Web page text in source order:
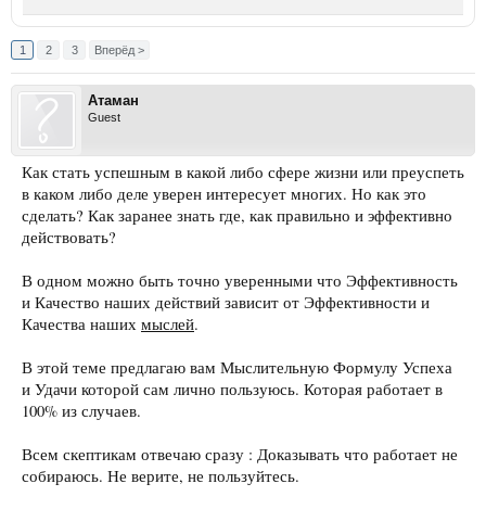
1 2 3 Вперёд >
Атаман
Guest
Как стать успешным в какой либо сфере жизни или преуспеть
в каком либо деле уверен интересует многих. Но как это
сделать? Как заранее знать где, как правильно и эффективно
действовать?
В одном можно быть точно уверенными что Эффективность
и Качество наших действий зависит от Эффективности и
Качества наших мыслей.
В этой теме предлагаю вам Мыслительную Формулу Успеха
и Удачи которой сам лично пользуюсь. Которая работает в
100% из случаев.
Всем скептикам отвечаю сразу : Доказывать что работает не
собираюсь. Не верите, не пользуйтесь.